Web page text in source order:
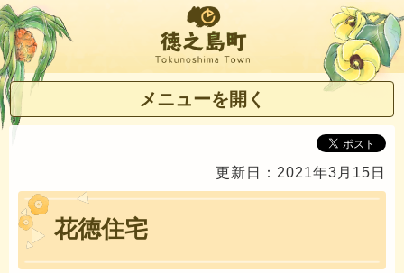
徳之島町
メニューを開く
更新日：2021年3月15日
花徳住宅